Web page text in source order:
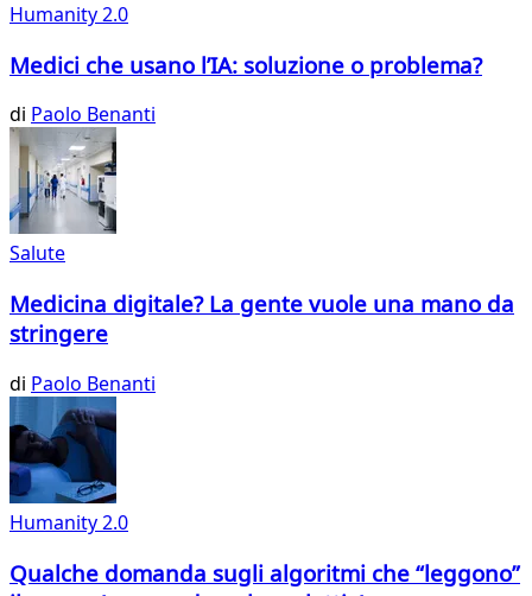
Humanity 2.0
Medici che usano l’IA: soluzione o problema?
di Paolo Benanti
Salute
Medicina digitale? La gente vuole una mano da
stringere
di Paolo Benanti
Humanity 2.0
Qualche domanda sugli algoritmi che “leggono”